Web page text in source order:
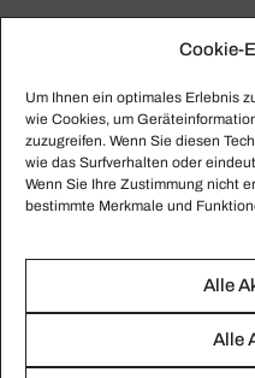
Cookie-
Um Ihnen ein optimales Erlebnis
wie Cookies, um
zuzugreifen. Wenn Sie diesen
wie das Surfverhalten oder
Wenn Sie Ihre Zustimmung nicht
bestimmte Merkmale und
Alle
Alle
Die eine
Kurve
Wenn ich es mir aber
schon auch immer für
Baptiste Krum­p­holz.
Sie nicht? Ein Virtuose,